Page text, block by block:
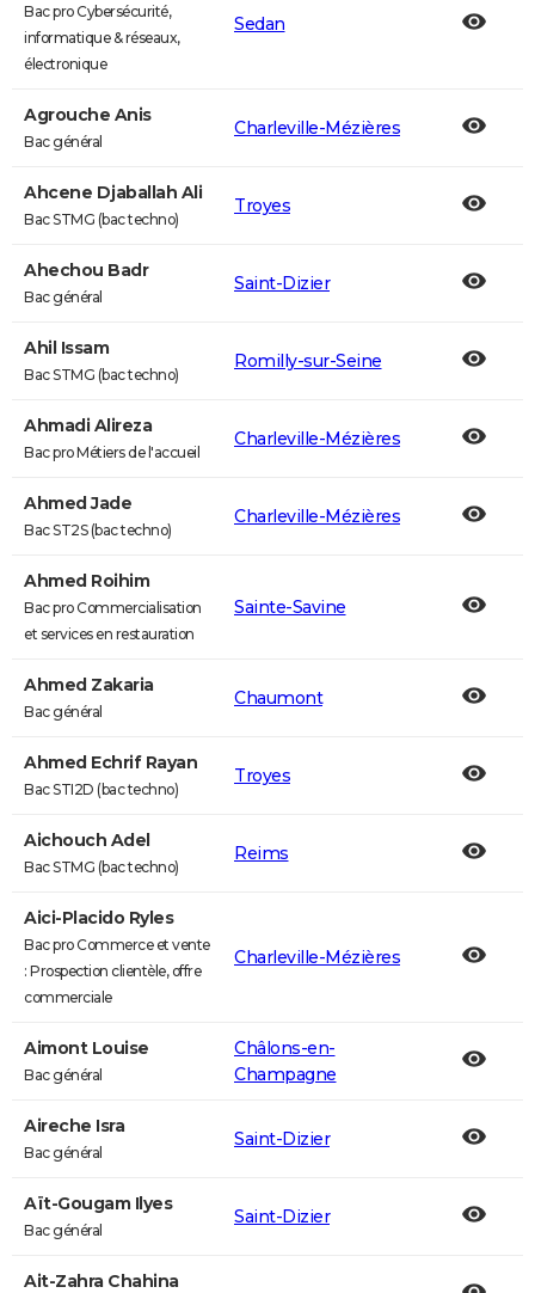
Bac pro Cybersécurité,
informatique & réseaux,
électronique
Sedan
Agrouche Anis
Bac général
Charleville-Mézières
Ahcene Djaballah Ali
Bac STMG (bac techno)
Troyes
Ahechou Badr
Bac général
Saint-Dizier
Ahil Issam
Bac STMG (bac techno)
Romilly-sur-Seine
Ahmadi Alireza
Bac pro Métiers de l'accueil
Charleville-Mézières
Ahmed Jade
Bac ST2S (bac techno)
Charleville-Mézières
Ahmed Roihim
Bac pro Commercialisation
et services en restauration
Sainte-Savine
Ahmed Zakaria
Bac général
Chaumont
Ahmed Echrif Rayan
Bac STI2D (bac techno)
Troyes
Aichouch Adel
Bac STMG (bac techno)
Reims
Aici-Placido Ryles
Bac pro Commerce et vente
: Prospection clientèle, offre
commerciale
Charleville-Mézières
Aimont Louise
Bac général
Châlons-en-
Champagne
Aireche Isra
Bac général
Saint-Dizier
Aït-Gougam Ilyes
Bac général
Saint-Dizier
Ait-Zahra Chahina